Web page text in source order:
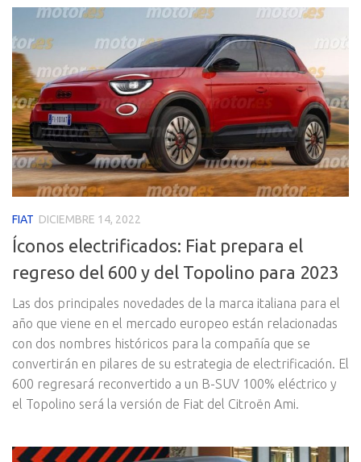
FIAT DICIEMBRE 14, 2022
Íconos electrificados: Fiat prepara el
regreso del 600 y del Topolino para 2023
Las dos principales novedades de la marca italiana para el
año que viene en el mercado europeo están relacionadas
con dos nombres históricos para la compañía que se
convertirán en pilares de su estrategia de electrificación. El
600 regresará reconvertido a un B-SUV 100% eléctrico y
el Topolino será la versión de Fiat del Citroën Ami.